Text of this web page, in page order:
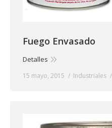
Fuego Envasado
Detalles
15 mayo, 2015 Industriales